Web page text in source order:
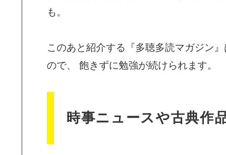
も。
このあと紹介する『多聴多読マガジン
ので、 飽きずに勉強が続けられます。
時事ニュースや古典作